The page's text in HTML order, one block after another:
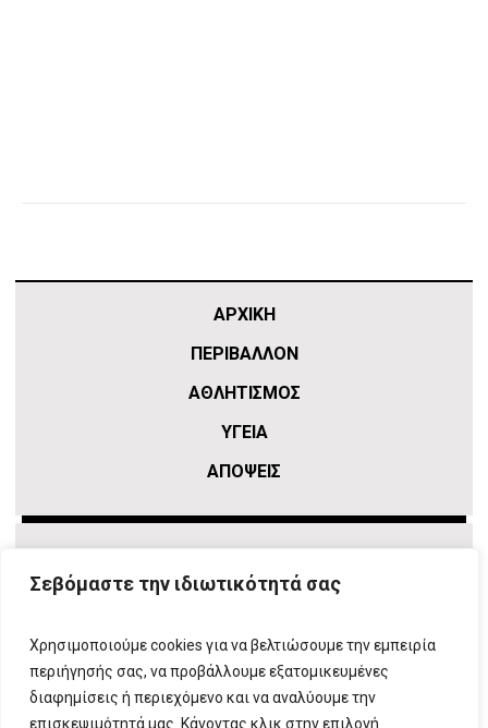
Σεβόμαστε την ιδιωτικότητά σας
Χρησιμοποιούμε cookies για να βελτιώσουμε την εμπειρία
περιήγησής σας, να προβάλλουμε εξατομικευμένες
διαφημίσεις ή περιεχόμενο και να αναλύουμε την
επισκεψιμότητά μας. Κάνοντας κλικ στην επιλογή
ΑΡΧΙΚΗ
ΠΕΡΙΒΑΛΛΟΝ
ΑΘΛΗΤΙΣΜΌΣ
ΥΓΕΙΑ
ΑΠΟΨΕΙΣ